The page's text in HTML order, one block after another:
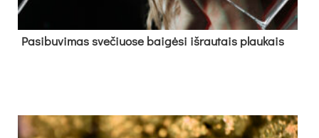
Pa­si­bu­vi­mas sve­čiuo­se bai­gė­si iš­rau­tais plau­kais